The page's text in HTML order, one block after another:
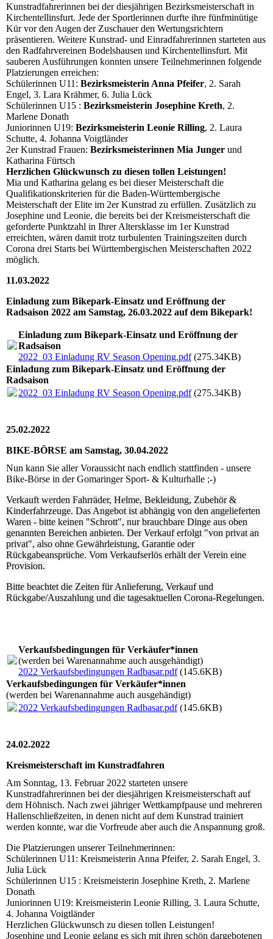
Kunstradfahrerinnen bei der diesjährigen Bezirksmeisterschaft in
Kirchentellinsfurt. Jede der Sportlerinnen durfte ihre fünfminütige
Kür vor den Augen der Zuschauer den Wertungsrichtern
präsentieren. Weitere Kunstrad- und Einradfahrerinnen starteten aus
den Radfahrvereinen Bodelshausen und Kirchentellinsfurt. Mit
sauberen Ausführungen konnten unsere Teilnehmerinnen folgende
Platzierungen erreichen:
Schülerinnen U11: Bezirksmeisterin Anna Pfeifer, 2. Sarah
Engel, 3. Lara Krähmer, 6. Julia Lück
Schülerinnen U15 : Bezirksmeisterin Josephine Kreth, 2.
Marlene Donath
Juniorinnen U19: Bezirksmeisterin Leonie Rilling, 2. Laura
Schutte, 4. Johanna Voigtländer
2er Kunstrad Frauen: Bezirksmeisterinnen Mia Junger und
Katharina Fürtsch
Herzlichen Glückwunsch zu diesen tollen Leistungen!
Mia und Katharina gelang es bei dieser Meisterschaft die
Qualifikationskriterien für die Baden-Württembergische
Meisterschaft der Elite im 2er Kunstrad zu erfüllen. Zusätzlich zu
Josephine und Leonie, die bereits bei der Kreismeisterschaft die
geforderte Punktzahl in Ihrer Altersklasse im 1er Kunstrad
erreichten, wären damit trotz turbulenten Trainingszeiten durch
Corona drei Starts bei Württembergischen Meisterschaften 2022
möglich.
11.03.2022
Einladung zum Bikepark-Einsatz und Eröffnung der
Radsaison 2022 am Samstag, 26.03.2022 auf dem Bikepark!
Einladung zum Bikepark-Einsatz und Eröffnung der
Radsaison
2022_03 Einladung RV Season Opening.pdf(275.34KB)
Einladung zum Bikepark-Einsatz und Eröffnung der
Radsaison
2022_03 Einladung RV Season Opening.pdf(275.34KB)
25.02.2022
BIKE-BÖRSE am Samstag, 30.04.2022
Nun kann Sie aller Voraussicht nach endlich stattfinden - unsere
Bike-Börse in der Gomaringer Sport- & Kulturhalle ;-)
Verkauft werden Fahrräder, Helme, Bekleidung, Zubehör &
Kinderfahrzeuge. Das Angebot ist abhängig von den angelieferten
Waren - bitte keinen "Schrott", nur brauchbare Dinge aus oben
genannten Bereichen anbieten. Der Verkauf erfolgt "von privat an
privat", also ohne Gewährleistung, Garantie oder
Rückgabeansprüche. Vom Verkaufserlös erhält der Verein eine
Provision.
Bitte beachtet die Zeiten für Anlieferung, Verkauf und
Rückgabe/Auszahlung und die tagesaktuellen Corona-Regelungen.
Verkaufsbedingungen für Verkäufer*innen
(werden bei Warenannahme auch ausgehändigt)
2022 Verkaufsbedingungen Radbasar.pdf(145.6KB)
Verkaufsbedingungen für Verkäufer*innen
(werden bei Warenannahme auch ausgehändigt)
2022 Verkaufsbedingungen Radbasar.pdf(145.6KB)
24.02.2022
Kreismeisterschaft im Kunstradfahren
Am Sonntag, 13. Februar 2022 starteten unsere
Kunstradfahrerinnen bei der diesjährigen Kreismeisterschaft auf
dem Höhnisch. Nach zwei jähriger Wettkampfpause und mehreren
Hallenschließzeiten, in denen nicht auf dem Kunstrad trainiert
werden konnte, war die Vorfreude aber auch die Anspannung groß.
Die Platzierungen unserer Teilnehmerinnen:
Schülerinnen U11: Kreismeisterin Anna Pfeifer, 2. Sarah Engel, 3.
Julia Lück
Schülerinnen U15 : Kreismeisterin Josephine Kreth, 2. Marlene
Donath
Juniorinnen U19: Kreismeisterin Leonie Rilling, 3. Laura Schutte,
4. Johanna Voigtländer
Herzlichen Glückwunsch zu diesen tollen Leistungen!
Josephine und Leonie gelang es sich mit ihren schön dargebotenen